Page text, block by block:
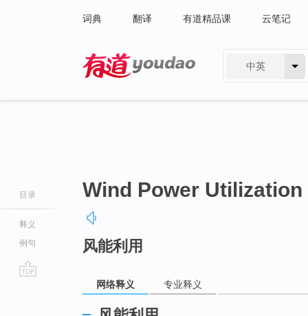
词典 翻译 有道精品课 云笔记
中英
目录
释义
例句
Wind Power Utilization
风能利用
网络释义 专业释义